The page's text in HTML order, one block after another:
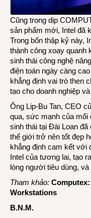
Cũng trong dịp
sản phẩm mới, Intel đã
Trong bốn thập kỷ này,
thành công xoay quanh
sinh thái công nghệ
điện toán ngày càng
khẳng định vai trò then
tạo cho doanh nghiệp
Ông Lip-Bu Tan, CEO
qua, sức mạnh của mối
sinh thái tại Đài Loan
thế giới trở nên tốt đẹp
khẳng định cam kết với
Intel của tương lai, tạo
lòng người tiêu dùng,
Tham khảo:
Workstations
B.N.M.